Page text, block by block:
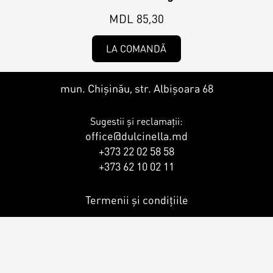
Cake (Slice)
Macaron
Croissants & muffins
MDL 85,30
LA COMANDĂ
mun. Chișinău, str. Albișoara 68
Sugestii și reclamații:
office@dulcinella.md
+373 22 02 58 58
+373 62 10 02 11
Termenii și condițiile